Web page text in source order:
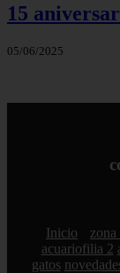
15
05/06/2025
Inicio zona
acuariofilia 2
gatos